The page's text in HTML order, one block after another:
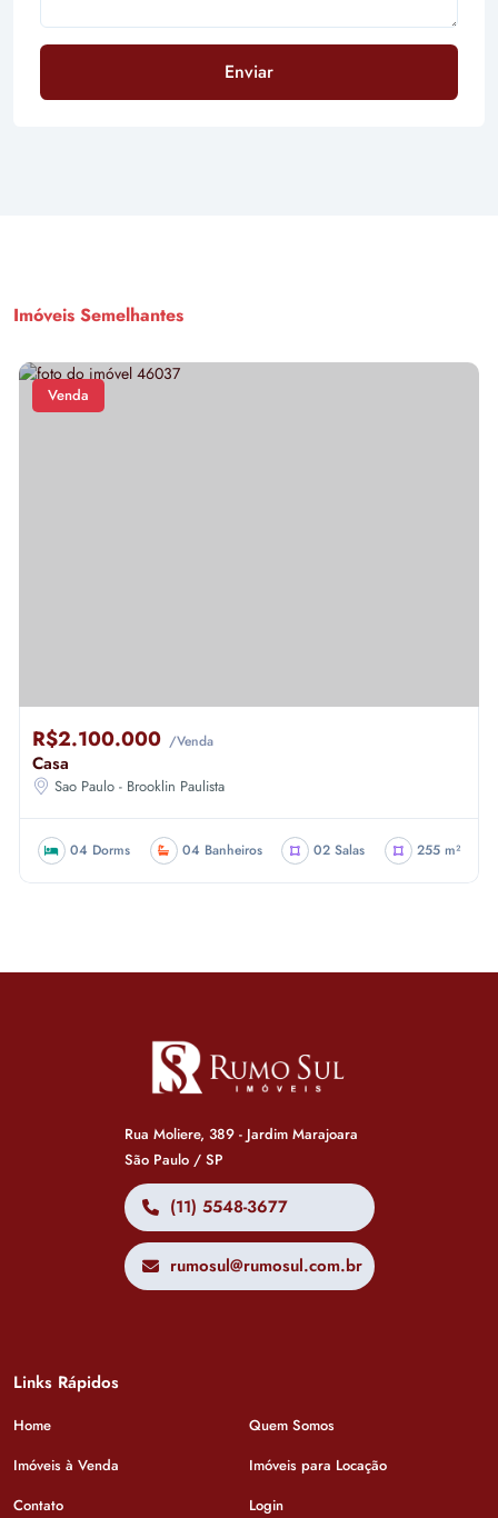
Enviar
Imóveis Semelhantes
Venda
R$2.100.000 /Venda
Casa
Sao Paulo - Brooklin Paulista
04 Dorms 04 Banheiros 02 Salas 255 m²
Rua Moliere, 389 - Jardim Marajoara
São Paulo / SP
(11) 5548-3677
rumosul@rumosul.com.br
Links Rápidos
Home
Quem Somos
Imóveis à Venda
Imóveis para Locação
Contato
Login